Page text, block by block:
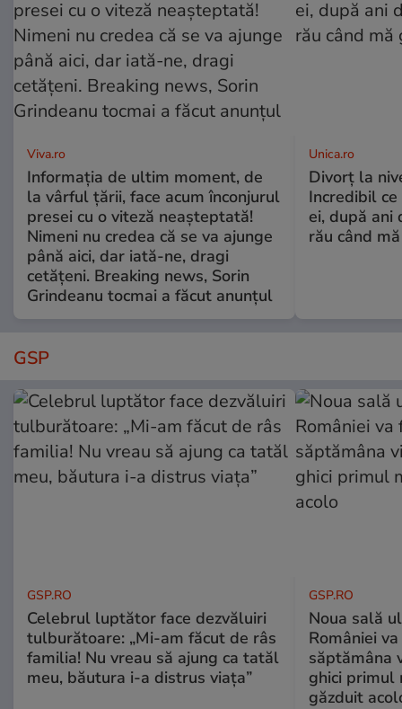
Viva.ro
Informația de ultim moment, de
la vârful țării, face acum înconjurul
presei cu o viteză neașteptată!
Nimeni nu credea că se va ajunge
până aici, dar iată-ne, dragi
cetățeni. Breaking news, Sorin
Grindeanu tocmai a făcut anunțul
Unica.ro
Divorț la
Incredibil
ei, după ani
rău când
GSP
GSP.RO
Celebrul luptător face dezvăluiri
tulburătoare: „Mi-am făcut de râs
familia! Nu vreau să ajung ca tatăl
meu, băutura i-a distrus viața”
GSP.RO
Noua sală
României
săptămâna
ghici primul
găzduit